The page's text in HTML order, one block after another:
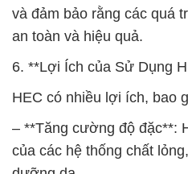
và đảm bảo rằng các quá
an toàn và hiệu quả.
6. **Lợi Ích của Sử Dụng
HEC có nhiều lợi ích, bao
– **Tăng cường độ đặc**:
của các hệ thống chất